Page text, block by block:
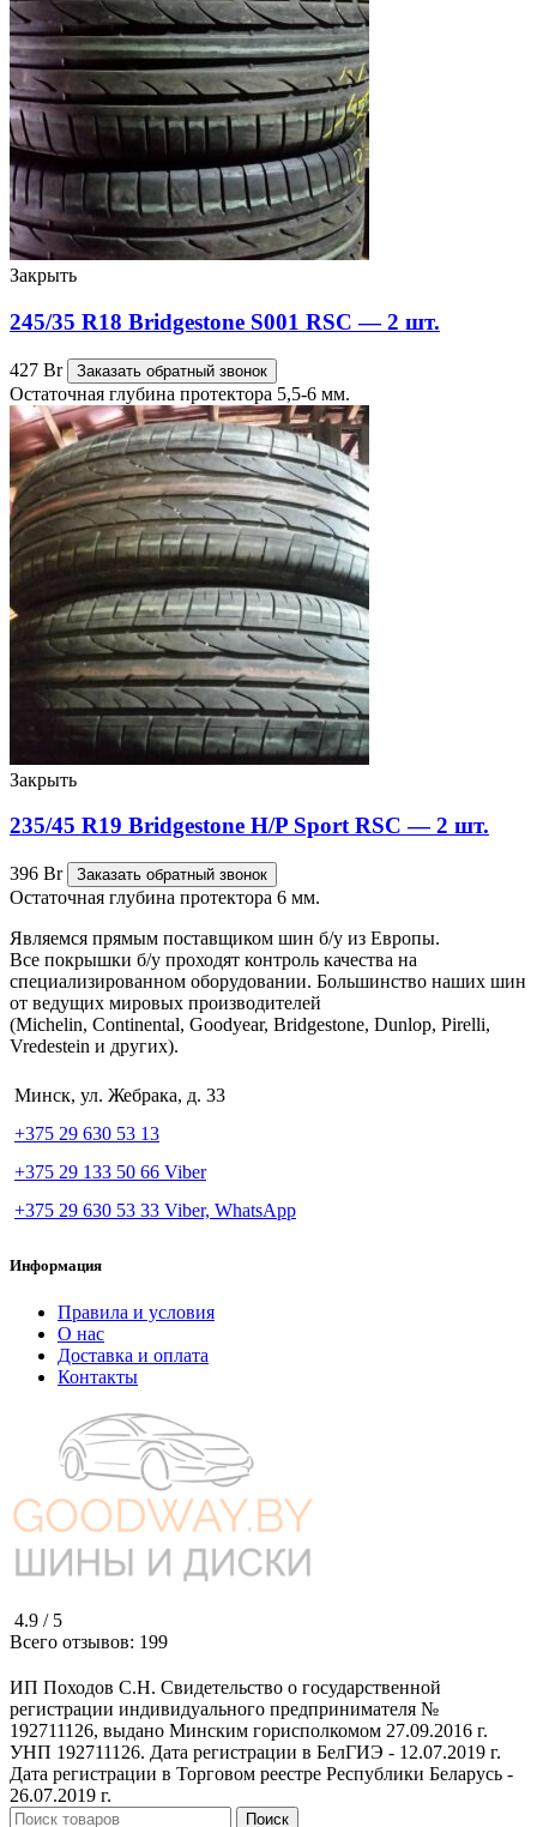
Закрыть
245/35 R18 Bridgestone S001 RSC — 2 шт.
427 Br Заказать обратный звонок
Остаточная глубина протектора 5,5-6 мм.
Закрыть
235/45 R19 Bridgestone H/P Sport RSC — 2 шт.
396 Br Заказать обратный звонок
Остаточная глубина протектора 6 мм.
Являемся прямым поставщиком шин б/у из Европы.
Все покрышки б/у проходят контроль качества на
специализированном оборудовании. Большинство наших шин
от ведущих мировых производителей
(Michelin, Continental, Goodyear, Bridgestone, Dunlop, Pirelli,
Vredestein и других).
Минск, ул. Жебрака, д. 33
+375 29 630 53 13
+375 29 133 50 66 Viber
+375 29 630 53 33 Viber, WhatsApp
Информация
Правила и условия
О нас
Доставка и оплата
Контакты
4.9 / 5
Всего отзывов: 199
ИП Походов С.Н. Свидетельство о государственной
регистрации индивидуального предпринимателя №
192711126, выдано Минским горисполкомом 27.09.2016 г.
УНП 192711126. Дата регистрации в БелГИЭ - 12.07.2019 г.
Дата регистрации в Торговом реестре Республики Беларусь -
26.07.2019 г.
Поиск